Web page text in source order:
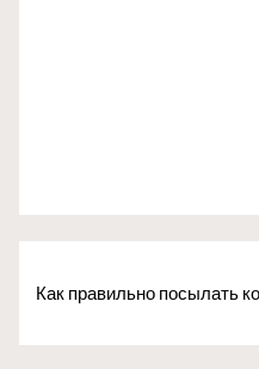
Как правильно посылать